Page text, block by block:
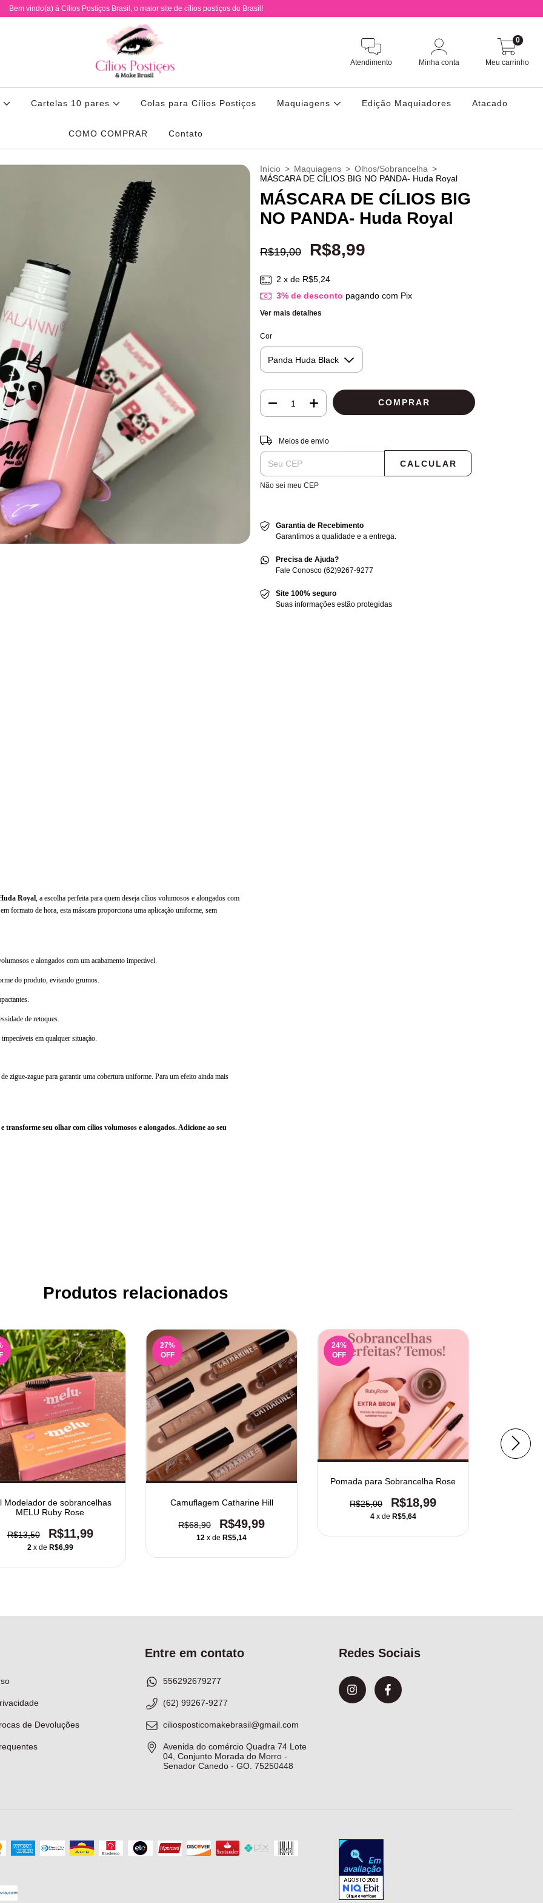
Bem vindo(a) á Cílios Postiços Brasil, o maior site de cílios postiços do Brasil!
Atendimento Minha conta Meu carrinho
0
Cartelas 10 pares Colas para Cílios Postiços Maquiagens Edição Maquiadores Atacado
COMO COMPRAR Contato
Royal, a escolha perfeita para quem deseja cílios volumosos e alongados com
formato de hora, esta máscara proporciona uma aplicação uniforme, sem
e alongados com um acabamento impecável.
do produto, evitando grumos.
de retoques.
em qualquer situação.
zigue-zague para garantir uma cobertura uniforme. Para um efeito ainda mais
e transforme seu olhar com cílios volumosos e alongados. Adicione ao seu
Início > Maquiagens > Olhos/Sobrancelha >
MÁSCARA DE CÍLIOS BIG NO PANDA- Huda Royal
MÁSCARA DE CÍLIOS BIG
NO PANDA- Huda Royal
R$19,00 R$8,99
2 x de R$5,24
3% de desconto pagando com Pix
Ver mais detalhes
Cor
Entregas para o CEP:
Meios de envio
CALCULAR
Não sei meu CEP
Garantia de Recebimento
Garantimos a qualidade e a entrega.
Precisa de Ajuda?
Fale Conosco (62)9267-9277
Site 100% seguro
Suas informações estão protegidas
Produtos relacionados
Modelador de sobrancelhas
MELU Ruby Rose
R$13,50 R$11,99
2 x de R$6,99
27%
OFF
Camuflagem Catharine Hill
R$68,90 R$49,99
12 x de R$5,14
24%
OFF
Pomada para Sobrancelha Rose
R$25,00 R$18,99
4 x de R$5,64
de Devoluções
Entre em contato
556292679277
(62) 99267-9277
ciliosposticomakebrasil@gmail.com
Avenida do comércio Quadra 74 Lote
04, Conjunto Morada do Morro -
Senador Canedo - GO. 75250448
Redes Sociais